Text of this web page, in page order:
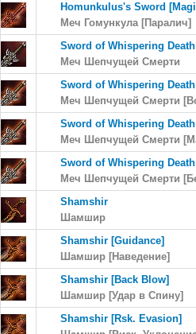
Homunkulus's Sword
Меч Гомункула [Паралич]
Sword of Whispering Death
Меч Шепчущей Смерти
Sword of Whispering
Меч Шепчущей Смерти
Sword of Whispering
Меч Шепчущей Смерти
Sword of Whispering
Меч Шепчущей Смерти
Shamshir
Шамшир
Shamshir [Guidance]
Шамшир [Наведение]
Shamshir [Back Blow]
Шамшир [Удар в Спину]
Shamshir [Rsk. Evasion]